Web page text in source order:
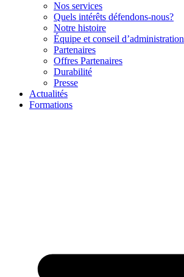
Nos services
Quels intérêts défendons-nous?
Notre histoire
Équipe et conseil d’administration
Partenaires
Offres Partenaires
Durabilité
Presse
Actualités
Formations